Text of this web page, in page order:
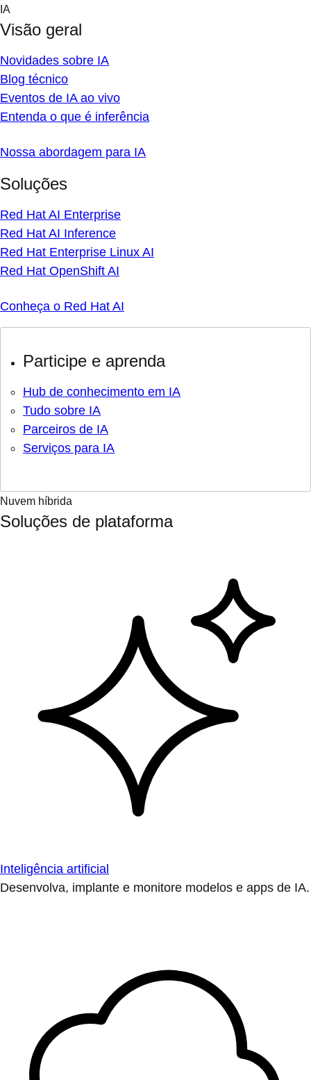
Skip
content
IA
Visão geral
Novidades sobre IA
Blog técnico
Eventos de IA ao vivo
Entenda o que é inferência
Nossa abordagem para IA
Soluções
Red Hat AI Enterprise
Red Hat AI Inference
Red Hat Enterprise Linux AI
Red Hat OpenShift AI
Conheça o Red Hat AI
Participe e aprenda
Hub de conhecimento em IA
Tudo sobre IA
Parceiros de IA
Serviços para IA
Nuvem híbrida
Soluções de plataforma
Inteligência artificial
Desenvolva, implante e monitore modelos e apps de IA.